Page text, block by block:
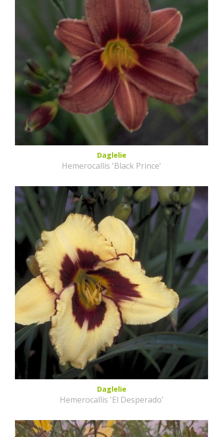
Daglelie
Hemerocallis 'Black Prince'
Daglelie
Hemerocallis 'El Desperado'